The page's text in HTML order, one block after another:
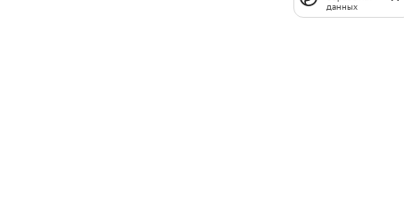
данных